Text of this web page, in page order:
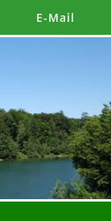
E-Mail